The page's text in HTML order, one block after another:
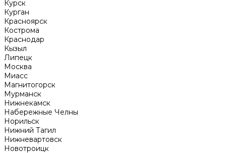
Курск
Курган
Красноярск
Кострома
Краснодар
Кызыл
Липецк
Москва
Миасс
Магнитогорск
Мурманск
Нижнекамск
Набережные Челны
Норильск
Нижний Тагил
Нижневартовск
Новотроицк